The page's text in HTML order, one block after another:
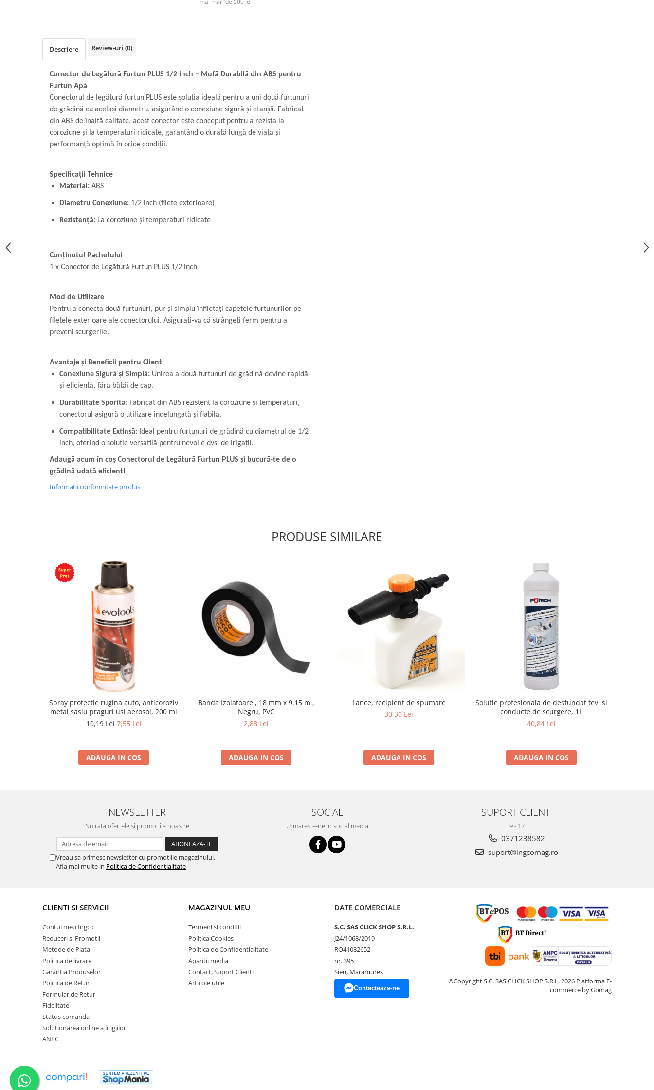
mai mari de 500 lei
Descriere Review-uri (0)
Conector de Legătură Furtun PLUS 1/2 inch – Mufă Durabilă din ABS pentru
Furtun Apă
Conectorul de legătură furtun PLUS este soluția ideală pentru a uni două furtunuri
de grădină cu același diametru, asigurând o conexiune sigură și etanșă. Fabricat
din ABS de înaltă calitate, acest conector este conceput pentru a rezista la
coroziune și la temperaturi ridicate, garantând o durată lungă de viață și
performanță optimă în orice condiții.
Specificații Tehnice
Material: ABS
Diametru Conexiune: 1/2 inch (filete exterioare)
Rezistență: La coroziune și temperaturi ridicate
Conținutul Pachetului
1 x Conector de Legătură Furtun PLUS 1/2 inch
Mod de Utilizare
Pentru a conecta două furtunuri, pur și simplu înfiletați capetele furtunurilor pe
filetele exterioare ale conectorului. Asigurați-vă că strângeți ferm pentru a
preveni scurgerile.
Avantaje și Beneficii pentru Client
Conexiune Sigură și Simplă: Unirea a două furtunuri de grădină devine rapidă
și eficientă, fără bătăi de cap.
Durabilitate Sporită: Fabricat din ABS rezistent la coroziune și temperaturi,
conectorul asigură o utilizare îndelungată și fiabilă.
Compatibilitate Extinsă: Ideal pentru furtunuri de grădină cu diametrul de 1/2
inch, oferind o soluție versatilă pentru nevoile dvs. de irigații.
Adaugă acum în coș Conectorul de Legătură Furtun PLUS și bucură-te de o
grădină udată eficient!
Informatii conformitate produs
PRODUSE SIMILARE
Spray protectie rugina auto, anticoroziv
metal sasiu praguri usi aerosol, 200 ml
10,19 Lei7,55 Lei
ADAUGA IN COS
Banda Izolatoare , 18 mm x 9.15 m ,
Negru, PVC
2,88 Lei
ADAUGA IN COS
Lance, recipient de spumare
30,30 Lei
ADAUGA IN COS
Solutie profesionala de desfundat tevi si
conducte de scurgere, 1L
40,84 Lei
ADAUGA IN COS
NEWSLETTER
Nu rata ofertele si promotiile noastre
Vreau sa primesc newsletter cu promotiile magazinului.
Afla mai multe in Politica de Confidentialitate
SOCIAL
Urmareste-ne in social media
SUPORT CLIENTI
9 - 17
0371238582
suport@ingcomag.ro
CLIENTI SI SERVICII
Contul meu Ingco
Reduceri si Promotii
Metode de Plata
Politica de livrare
Garantia Produselor
Politica de Retur
Formular de Retur
Fidelitate
Status comanda
Solutionarea online a litigiilor
ANPC
MAGAZINUL MEU
Termeni si conditii
Politica Cookies
Politica de Confidentialitate
Aparitii media
Contact, Suport Clienti
Articole utile
DATE COMERCIALE
S.C. SAS CLICK SHOP S.R.L.
J24/1068/2019
RO41082652
nr. 395
Sieu, Maramures
Contacteaza-ne
©Copyright S.C. SAS CLICK SHOP S.R.L. 2026 Platforma E-
commerce by Gomag